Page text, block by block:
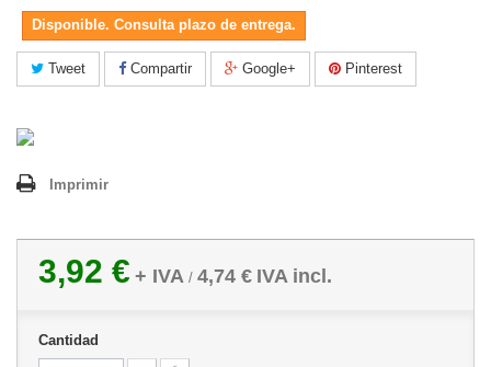
Disponible. Consulta plazo de entrega.
Tweet Compartir Google+ Pinterest
Imprimir
3,92 € + IVA / 4,74 € IVA incl.
Cantidad